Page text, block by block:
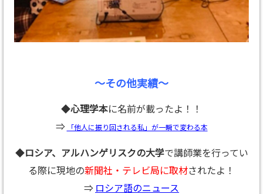
～その他実績～
◆心理学本に名前が載ったよ！！
⇒
「他人に振り回される私」が一瞬で変わる本
◆ロシア、アルハンゲリスクの大学で講師業を行ってい
る際に現地の新聞社・テレビ局に取材されたよ！
⇒ ロシア語のニュース